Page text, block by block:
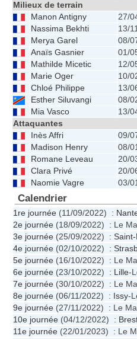
Milieux de terrain
Manon Antigny
27/
Nassima Bekhti
13/
Merya Garel
08/
Anaïs Gasnier
01/
Mathilde Micetic
12/
Marie Oger
10/
Chloé Philippe
13/
Esther Siluvangi
08/
Mia Vasco
13/
Attaquantes
Inès Affri
09/
Madison Henry
08/
Romane Leveau
20/
Clara Privé
20/
Naomie Vagre
03/
Calendrier
1re journée (11/09/2022) :
2e journée (18/09/2022) : Le
3e journée (25/09/2022) :
4e journée (02/10/2022) :
5e journée (16/10/2022) : Le
6e journée (23/10/2022) : Lille-
7e journée (30/10/2022) : Le
8e journée (06/11/2022) : Issy-
9e journée (27/11/2022) : Le
10e journée (04/12/2022) :
11e journée (22/01/2023) : Le